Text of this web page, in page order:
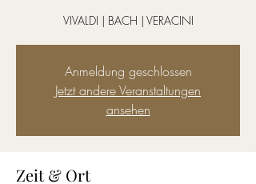
VIVALDI | BACH | VERACINI
Anmeldung geschlossen
Jetzt andere Veranstaltungen
ansehen
Zeit & Ort